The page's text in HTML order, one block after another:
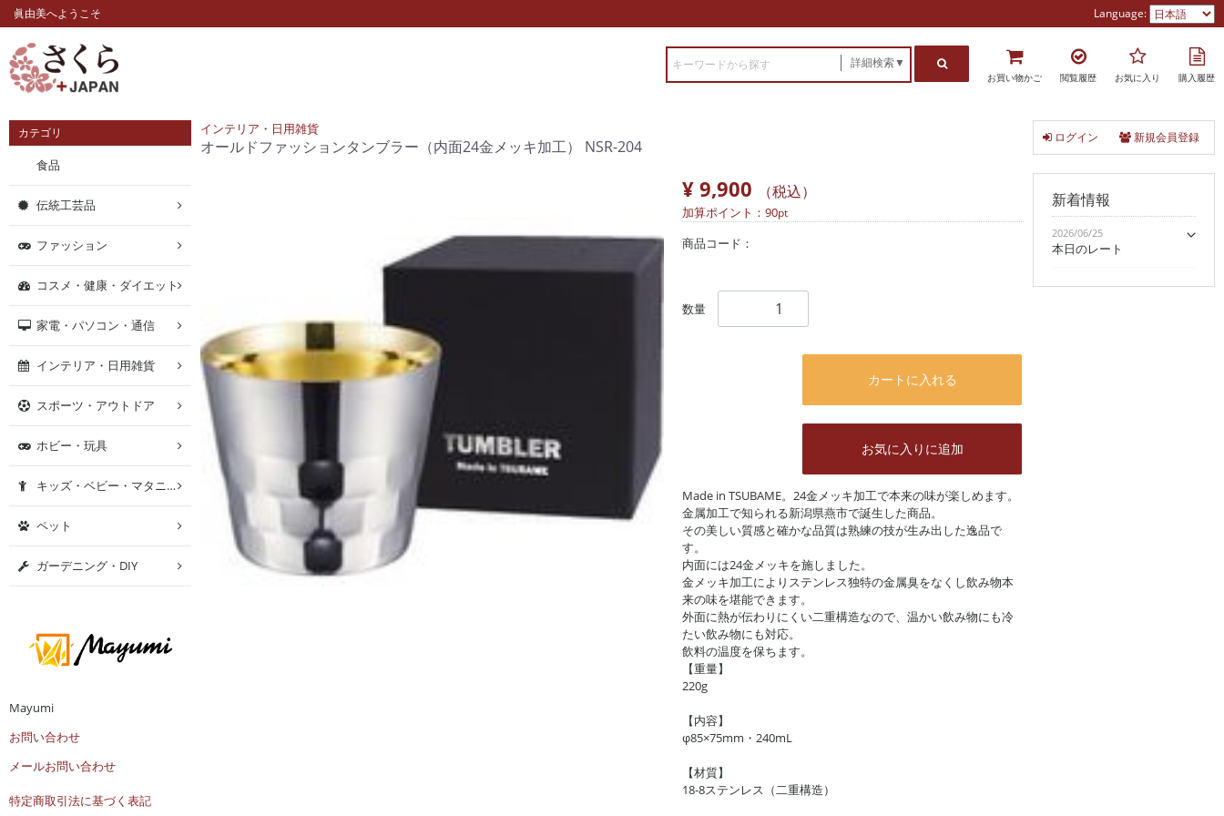
眞由美へようこそ Language:
詳細検索▼
お買い物かご 閲覧履歴 お気に入り 購入履歴
インテリア・日用雑貨
オールドファッションタンブラー（内面24金メッキ加工） NSR-204
¥ 9,900 （税込）
加算ポイント： 90pt
商品コード：
数量
カートに入れる
お気に入りに追加
Made in TSUBAME。24金メッキ加工で本来の味が楽しめます。
金属加工で知られる新潟県燕市で誕生した商品。
その美しい質感と確かな品質は熟練の技が生み出した逸品で
す。
内面には24金メッキを施しました。
金メッキ加工によりステンレス独特の金属臭をなくし飲み物本
来の味を堪能できます。
外面に熱が伝わりにくい二重構造なので、温かい飲み物にも冷
たい飲み物にも対応。
飲料の温度を保ちます。
【重量】
220g
【内容】
φ85×75mm・240mL
【材質】
18-8ステンレス（二重構造）
カテゴリ
食品
伝統工芸品
ファッション
コスメ・健康・ダイエット
家電・パソコン・通信
インテリア・日用雑貨
スポーツ・アウトドア
ホビー・玩具
キッズ・ベビー・マタニティ
ペット
ガーデニング・DIY
Mayumi
お問い合わせ
メールお問い合わせ
特定商取引法に基づく表記
ログイン 新規会員登録
新着情報
2026/06/25
本日のレート